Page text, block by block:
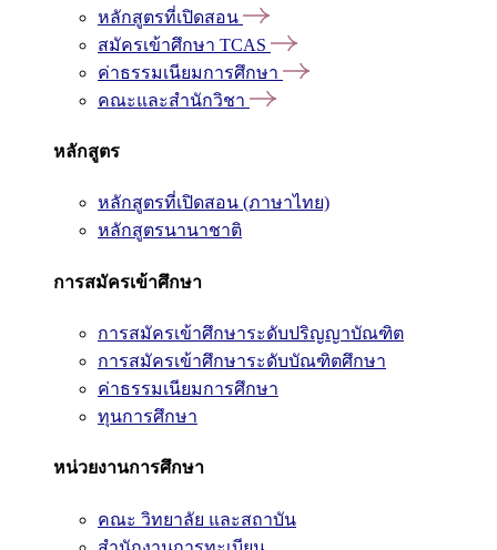
หลักสูตรที่เปิดสอน
สมัครเข้าศึกษา TCAS
ค่าธรรมเนียมการศึกษา
คณะและสำนักวิชา
หลักสูตร
หลักสูตรที่เปิดสอน (ภาษาไทย)
หลักสูตรนานาชาติ
การสมัครเข้าศึกษา
การสมัครเข้าศึกษาระดับปริญญาบัณฑิต
การสมัครเข้าศึกษาระดับบัณฑิตศึกษา
ค่าธรรมเนียมการศึกษา
ทุนการศึกษา
หน่วยงานการศึกษา
คณะ วิทยาลัย และสถาบัน